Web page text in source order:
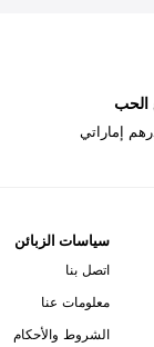
الحب
سياسات الزبائن
اتصل بنا
معلومات عنا
الشروط والأحكام